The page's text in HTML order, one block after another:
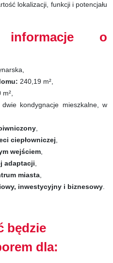
lokalizacji, funkcji i potencjału
informacje o
240,19 m²,
dwie kondygnacje mieszkalne, w
ciepłowniczej
wejściem
adaptacji
miasta
inwestycyjny i biznesowy
będzie
dla: